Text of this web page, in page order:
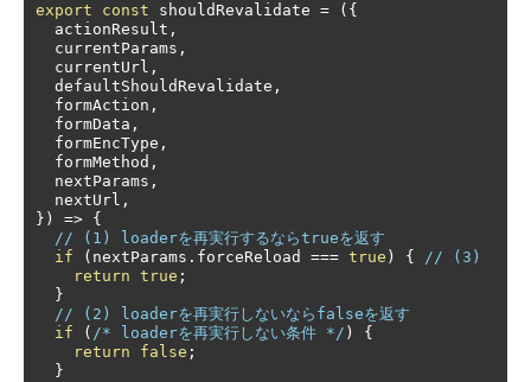
export const shouldRevalidate =
({
  actionResult
,
  currentParams
,
  currentUrl
,
  defaultShouldRevalidate
,
  formAction
,
  formData
,
  formEncType
,
  formMethod
,
  nextParams
,
  nextUrl
,
})
=> {
// (1) loaderを再実行するならtrueを返す
if
( nextParams . forceReload === true ) {
// (3)
return true ;
}
// (2) loaderを再実行しないならfalseを返す
if
( /* loaderを再実行しない条件 */ )
{
return
false ;
}